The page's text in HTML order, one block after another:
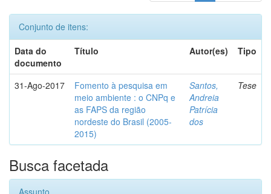
Conjunto de itens:
Data do
documento
Título Autor(es) Tipo
31-Ago-2017
Fomento à pesquisa em
meio ambiente : o CNPq e
as FAPS da região
nordeste do Brasil (2005-
2015)
Santos,
Andreia
Patrícia
dos
Tese
Busca facetada
Assunto